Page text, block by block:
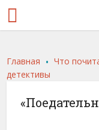
Главная .Что
детективы